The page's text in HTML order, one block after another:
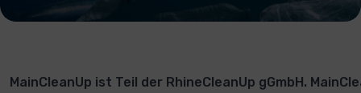
MainCleanUp ist Teil der RhineCleanUp gGmbH.